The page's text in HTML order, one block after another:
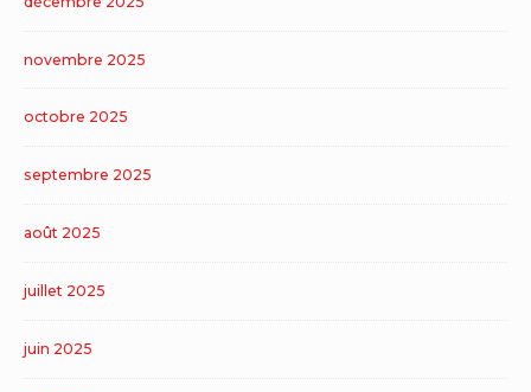
novembre 2025
octobre 2025
septembre 2025
août 2025
juillet 2025
juin 2025